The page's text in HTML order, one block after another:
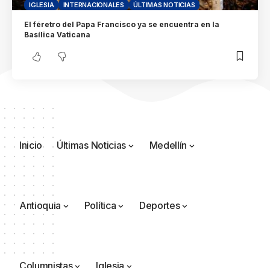
IGLESIA INTERNACIONALES ÚLTIMAS NOTICIAS
El féretro del Papa Francisco ya se encuentra en la
Basílica Vaticana
Inicio Últimas Noticias Medellín
Antioquia Política Deportes